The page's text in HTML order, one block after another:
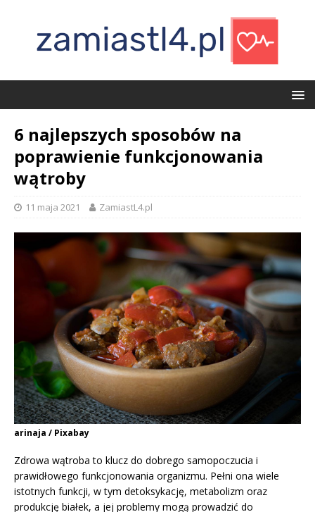
6 najlepszych sposobów na
poprawienie funkcjonowania
wątroby
11 maja 2021 ZamiastL4.pl
arinaja / Pixabay
Zdrowa wątroba to klucz do dobrego samopoczucia i
prawidłowego funkcjonowania organizmu. Pełni ona wiele
istotnych funkcji, w tym detoksykację, metabolizm oraz
produkcję białek, a jej problemy mogą prowadzić do